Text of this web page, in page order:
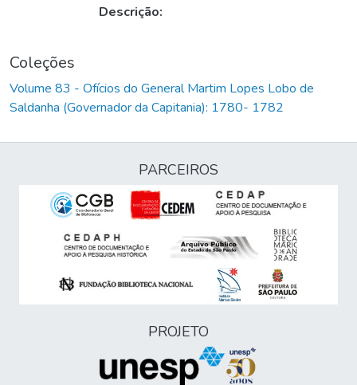
Descrição:
Coleções
Volume 83 - Ofícios do General Martim Lopes Lobo de
Saldanha (Governador da Capitania): 1780- 1782
PARCEIROS
PROJETO